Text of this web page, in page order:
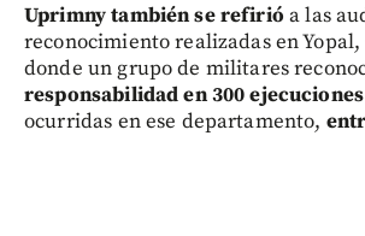
Uprimny también se refirióa las
reconocimiento realizadas en Yopal,
donde un grupo de militares
responsabilidad en 300
ocurridas en ese departamento,